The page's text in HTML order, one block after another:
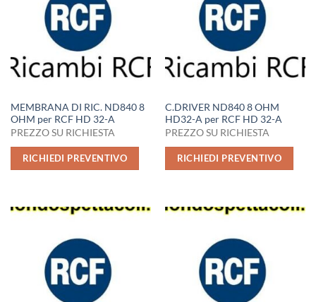
MEMBRANA DI RIC. ND840 8
OHM per RCF HD 32-A
PREZZO SU RICHIESTA
RICHIEDI PREVENTIVO
C.DRIVER ND840 8 OHM
HD32-A per RCF HD 32-A
PREZZO SU RICHIESTA
RICHIEDI PREVENTIVO